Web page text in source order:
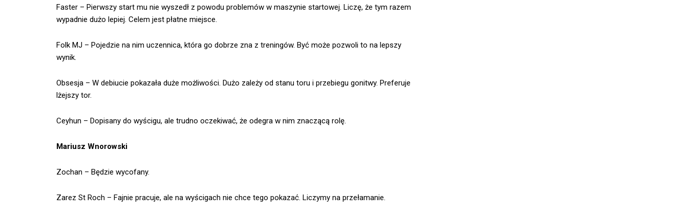
Faster – Pierwszy start mu nie wyszedł z powodu problemów w maszynie startowej. Liczę, że tym razem
wypadnie dużo lepiej. Celem jest płatne miejsce.
Folk MJ – Pojedzie na nim uczennica, która go dobrze zna z treningów. Być może pozwoli to na lepszy
wynik.
Obsesja – W debiucie pokazała duże możliwości. Dużo zależy od stanu toru i przebiegu gonitwy. Preferuje
lżejszy tor.
Ceyhun – Dopisany do wyścigu, ale trudno oczekiwać, że odegra w nim znaczącą rolę.
Mariusz Wnorowski
Zochan – Będzie wycofany.
Zarez St Roch – Fajnie pracuje, ale na wyścigach nie chce tego pokazać. Liczymy na przełamanie.